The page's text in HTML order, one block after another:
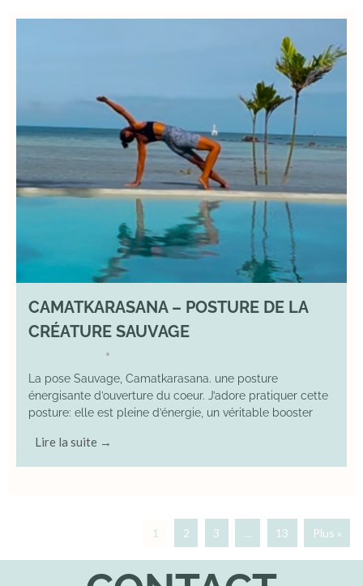
CAMATKARASANA – POSTURE DE LA
CRÉATURE SAUVAGE
•
La pose Sauvage, Camatkarasana. une posture
énergisante d’ouverture du coeur. J’adore pratiquer cette
posture: elle est pleine d’énergie, un véritable booster
Lire la suite →
1 2 3 … 13 Plus »